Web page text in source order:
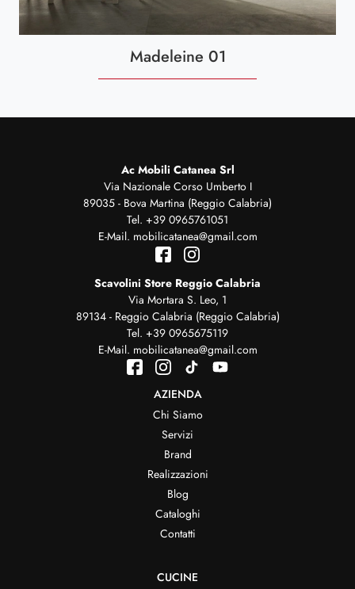
Madeleine 01
Ac Mobili Catanea Srl
Via Nazionale Corso Umberto I
89035 - Bova Martina (Reggio Calabria)
Tel. +39 0965761051
E-Mail. mobilicatanea@gmail.com
Scavolini Store Reggio Calabria
Via Mortara S. Leo, 1
89134 - Reggio Calabria (Reggio Calabria)
Tel. +39 0965675119
E-Mail. mobilicatanea@gmail.com
AZIENDA
Chi Siamo
Servizi
Brand
Realizzazioni
Blog
Cataloghi
Contatti
CUCINE